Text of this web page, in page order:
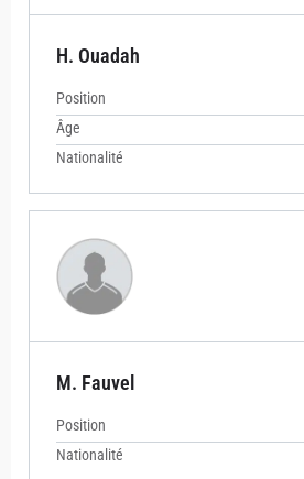
H. Ouadah
Position
Âge
Nationalité
M. Fauvel
Position
Nationalité